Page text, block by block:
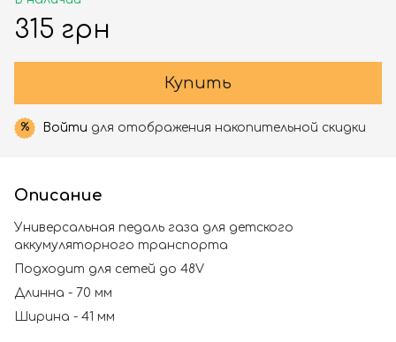
315 грн
Купить
% Войти для отображения накопительной скидки
Описание
Универсальная педаль газа для детского
аккумуляторного транспорта
Подходит для сетей до 48V
Длинна - 70 мм
Ширина - 41 мм